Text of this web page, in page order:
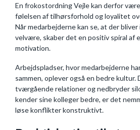
En frokostordning Vejle kan derfor
følelsen af tilhørsforhold og loyalitet
Når medarbejderne kan se, at der
velvære, skaber det en positiv spiral af
motivation.
Arbejdspladser, hvor medarbejderne
sammen, oplever også en bedre kultur.
tværgående relationer og nedbryder
kender sine kolleger bedre, er det
løse konflikter konstruktivt.